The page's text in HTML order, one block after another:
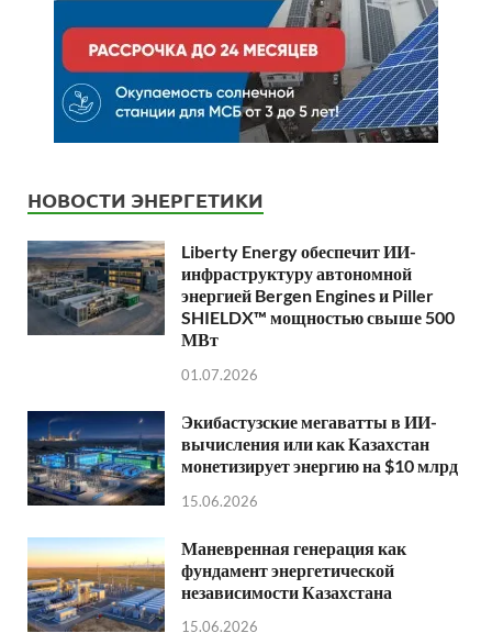
НОВОСТИ ЭНЕРГЕТИКИ
Liberty Energy обеспечит ИИ-
инфраструктуру автономной
энергией Bergen Engines и Piller
SHIELDX™ мощностью свыше 500
МВт
01.07.2026
Экибастузские мегаватты в ИИ-
вычисления или как Казахстан
монетизирует энергию на $10 млрд
15.06.2026
Маневренная генерация как
фундамент энергетической
независимости Казахстана
15.06.2026